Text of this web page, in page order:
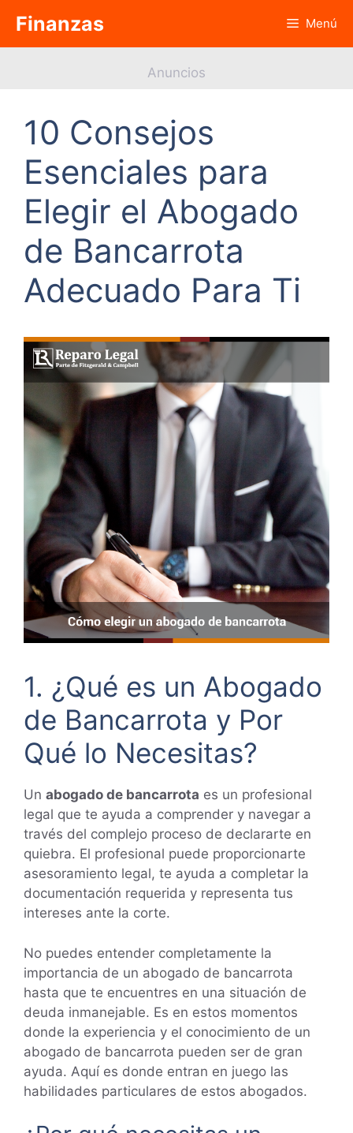
contenido
Finanzas Menú
Anuncios
10 Consejos
Esenciales para
Elegir el Abogado
de Bancarrota
Adecuado Para Ti
1. ¿Qué es un Abogado
de Bancarrota y Por
Qué lo Necesitas?
Un abogado de bancarrota es un profesional
legal que te ayuda a comprender y navegar a
través del complejo proceso de declararte en
quiebra. El profesional puede proporcionarte
asesoramiento legal, te ayuda a completar la
documentación requerida y representa tus
intereses ante la corte.
No puedes entender completamente la
importancia de un abogado de bancarrota
hasta que te encuentres en una situación de
deuda inmanejable. Es en estos momentos
donde la experiencia y el conocimiento de un
abogado de bancarrota pueden ser de gran
ayuda. Aquí es donde entran en juego las
habilidades particulares de estos abogados.